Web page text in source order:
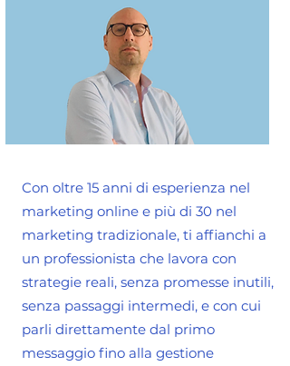
Con oltre 15 anni di esperienza nel
marketing online e più di 30 nel
marketing tradizionale, ti affianchi a
un professionista che lavora con
strategie reali, senza promesse inutili,
senza passaggi intermedi, e con cui
parli direttamente dal primo
messaggio fino alla gestione